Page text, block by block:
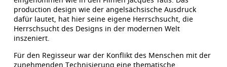
production design wie der angelsächsische Ausdruck
dafür lautet, hat hier seine eigene Herrschsucht, die
Herrschsucht des Designs in der modernen Welt
inszeniert.
Für den Regisseur war der Konflikt des Menschen mit der
zunehmenden Technisierung eine thematische